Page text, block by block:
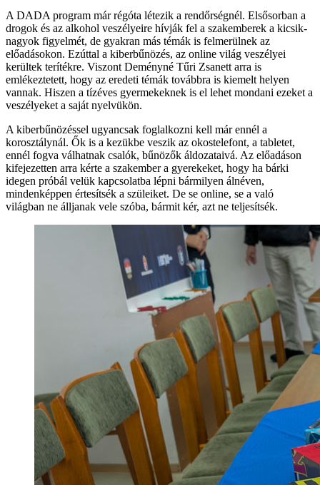
A DADA program már régóta létezik a rendőrségnél. Elsősorban a
drogok és az alkohol veszélyeire hívják fel a szakemberek a kicsik-
nagyok figyelmét, de gyakran más témák is felmerülnek az
előadásokon. Ezúttal a kiberbűnözés, az online világ veszélyei
kerültek terítékre. Viszont Deményné Tűri Zsanett arra is
emlékeztetett, hogy az eredeti témák továbbra is kiemelt helyen
vannak. Hiszen a tízéves gyermekeknek is el lehet mondani ezeket a
veszélyeket a saját nyelvükön.
A kiberbűnözéssel ugyancsak foglalkozni kell már ennél a
korosztálynál. Ők is a kezükbe veszik az okostelefont, a tabletet,
ennél fogva válhatnak csalók, bűnözők áldozataivá. Az előadáson
kifejezetten arra kérte a szakember a gyerekeket, hogy ha bárki
idegen próbál velük kapcsolatba lépni bármilyen álnéven,
mindenképpen értesítsék a szüleiket. De se online, se a való
világban ne álljanak vele szóba, bármit kér, azt ne teljesítsék.